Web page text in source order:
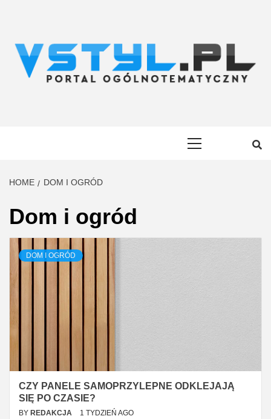
HOME DOM I OGRÓD
Dom i ogród
DOM I OGRÓD
CZY PANELE SAMOPRZYLEPNE ODKLEJAJĄ
SIĘ PO CZASIE?
BY REDAKCJA 1 TYDZIEŃ AGO